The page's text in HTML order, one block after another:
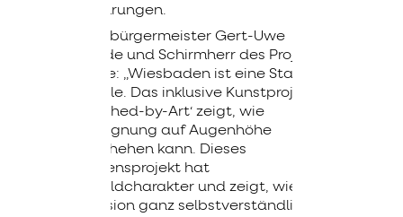
Erfahrungen.
Oberbürgermeister Gert-Uwe
Mende und Schirmherr des Projekts
sagte: „Wiesbaden ist eine Stadt
für alle. Das inklusive Kunstprojekt
‚Touched-by-Art‘ zeigt, wie
Begegnung auf Augenhöhe
geschehen kann. Dieses
Herzensprojekt hat
Vorbildcharakter und zeigt, wie
Inklusion ganz selbstverständlich